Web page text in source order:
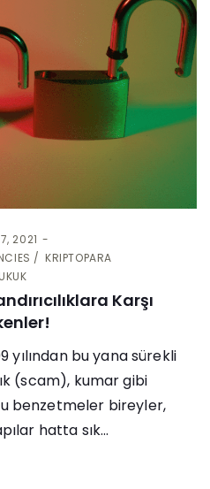
2021
KRIPTOPARA
Karşı
yılından bu yana sürekli
(scam), kumar gibi
benzetmeler bireyler,
hatta sık...